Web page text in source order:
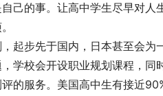
己的事。让高中学生尽早对
起步先于国内，日本甚至会
学校会开设职业规划课程，
的服务。美国高中生有接近